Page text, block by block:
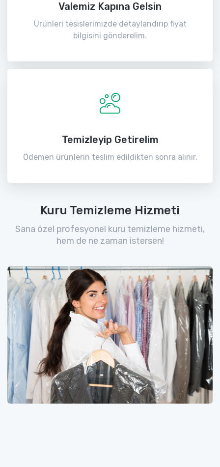
Valemiz Kapına Gelsin
Ürünleri tesislerimizde detaylandırıp fiyat
bilgisini gönderelim.
Temizleyip Getirelim
Ödemen ürünlerin teslim edildikten sonra alınır.
Kuru Temizleme Hizmeti
Sana özel profesyonel kuru temizleme hizmeti,
hem de ne zaman istersen!